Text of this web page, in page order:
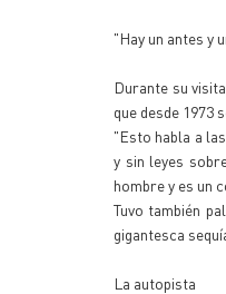
"Hay un antes y
Durante su
que desde 1973
"Esto habla a
y sin leyes
hombre y es un
Tuvo también
gigantesca
La autopista